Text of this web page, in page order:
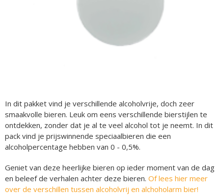
In dit pakket vind je verschillende alcoholvrije, doch zeer
smaakvolle bieren. Leuk om eens verschillende bierstijlen te
ontdekken, zonder dat je al te veel alcohol tot je neemt. In dit
pack vind je prijswinnende speciaalbieren die een
alcoholpercentage hebben van 0 - 0,5%.
Geniet van deze heerlijke bieren op ieder moment van de dag
en beleef de verhalen achter deze bieren. Of lees hier meer
over de verschillen tussen alcoholvrij en alchoholarm bier!